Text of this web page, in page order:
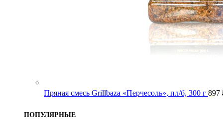
Пряная смесь Grillbaza «Перчесоль», пл/б, 300 г 897
ПОПУЛЯРНЫЕ